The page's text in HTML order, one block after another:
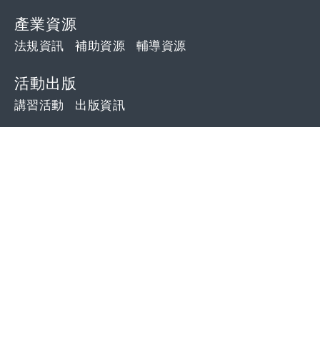
產業資源
法規資訊 補助資源 輔導資源
活動出版
講習活動 出版資訊